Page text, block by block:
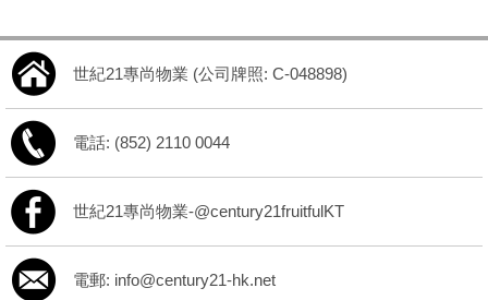
世紀21專尚物業 (公司牌照: C-048898)
電話: (852) 2110 0044
世紀21專尚物業-@century21fruitfulKT
電郵: info@century21-hk.net